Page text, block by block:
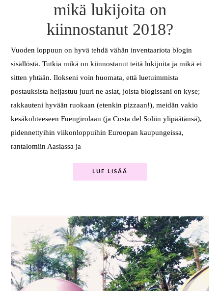
mikä lukijoita on
kiinnostanut 2018?
Vuoden loppuun on hyvä tehdä vähän inventaariota blogin
sisällöstä. Tutkia mikä on kiinnostanut teitä lukijoita ja mikä ei
sitten yhtään. Ilokseni voin huomata, että luetuimmista
postauksista heijastuu juuri ne asiat, joista blogissani on kyse;
rakkauteni hyvään ruokaan (etenkin pizzaan!), meidän vakio
kesäkohteeseen Fuengirolaan (ja Costa del Soliin ylipäätänsä),
pidennettyihin viikonloppuihin Euroopan kaupungeissa,
rantalomiin Aasiassa ja
LUE LISÄÄ